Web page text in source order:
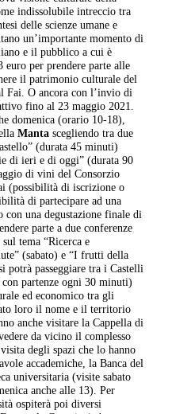
indissolubile intreccio tra
delle scienze umane e
un’importante momento di
e il pubblico a cui è
per prendere parte alle
il patrimonio culturale del
Fai. O ancora con l’invio di
fino al 23 maggio 2021.
domenica (orario 10-18),
Manta scegliendo tra due
(durata 45 minuti)
di ieri e di oggi” (durata 90
di vini del Consorzio
(possibilità di iscrizione o
di partecipare ad una
con una degustazione finale di
parte a due conferenze
tema “Ricerca e
(sabato) e “I frutti della
potrà passeggiare tra i Castelli
partenze ogni 30 minuti)
ed economico tra gli
loro il nome e il territorio
anche visitare la Cappella di
da vicino il complesso
degli spazi che lo hanno
accademiche, la Banca del
universitaria (visite sabato
anche alle 13). Per
ospiterà poi diversi